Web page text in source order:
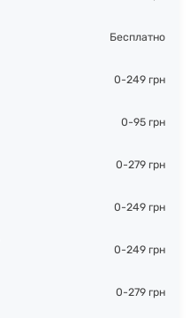
Бесплатно
0-249 грн
0-95 грн
0-279 грн
0-249 грн
0-249 грн
0-279 грн